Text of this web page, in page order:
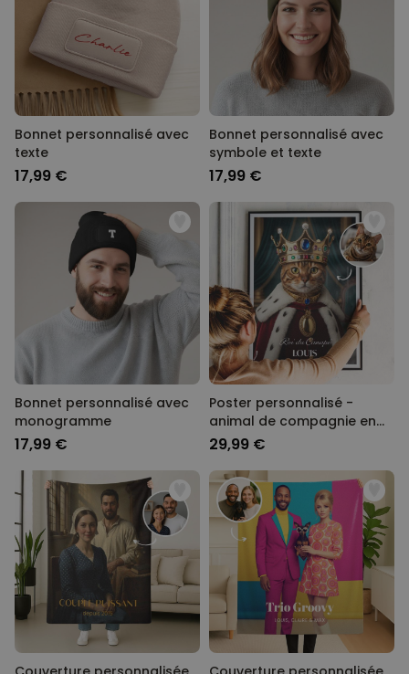
Bonnet personnalisé avec
texte
17,99 €
Bonnet personnalisé avec
symbole et texte
17,99 €
Bonnet personnalisé avec
monogramme
17,99 €
Poster personnalisé -
animal de compagnie en
uniforme
29,99 €